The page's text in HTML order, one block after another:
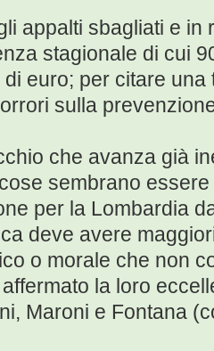
appalti sbagliati e in
stagionale di cui
euro; per citare
sulla
che avanza già
sembrano
per la Lombardia
deve avere
o morale che non
la loro
Maroni e Fontana